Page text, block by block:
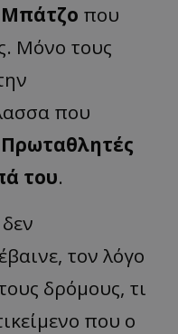
που
Μόνο τους
που
Πρωταθλητές
του.
τον λόγο
δρόμους, τι
που ο